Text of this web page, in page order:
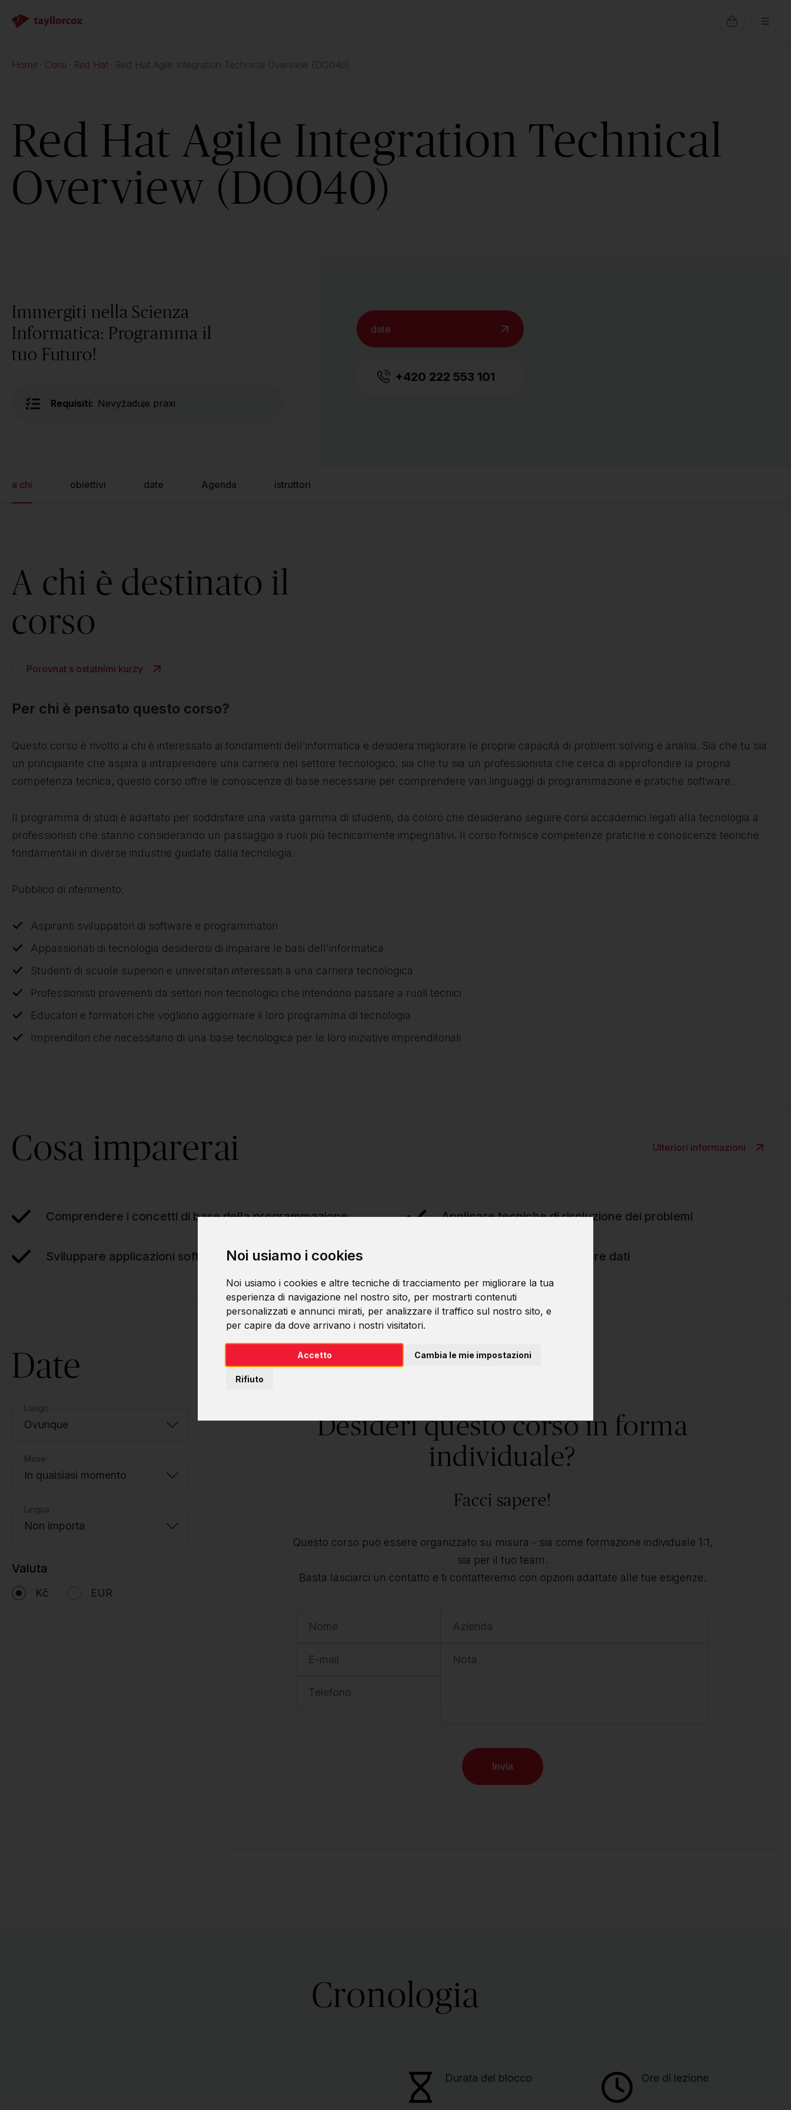
Noi usiamo i cookies
Noi usiamo i cookies e altre tecniche di tracciamento per migliorare la tua
esperienza di navigazione nel nostro sito, per mostrarti contenuti
personalizzati e annunci mirati, per analizzare il traffico sul nostro sito, e
per capire da dove arrivano i nostri visitatori.
Accetto
Rifiuto
Cambia le mie impostazioni
Home Corsi Red Hat Red Hat Agile Integration Technical Overview (DO040)
Red Hat Agile Integration Technical
Overview (DO040)
Immergiti nella Scienza
Informatica: Programma il
tuo Futuro!
Requisiti: Nevyžaduje praxi
date
+420 222 553 101
a chi obiettivi date Agenda istruttori
A chi è destinato il
corso
Porovnat s ostatními kurzy
Per chi è pensato questo corso?
Questo corso è rivolto a chi è interessato ai fondamenti dell'informatica e desidera migliorare le proprie capacità di problem solving e analisi. Sia che tu sia
un principiante che aspira a intraprendere una carriera nel settore tecnologico, sia che tu sia un professionista che cerca di approfondire la propria
competenza tecnica, questo corso offre le conoscenze di base necessarie per comprendere vari linguaggi di programmazione e pratiche software.
Il programma di studi è adattato per soddisfare una vasta gamma di studenti, da coloro che desiderano seguire corsi accademici legati alla tecnologia a
professionisti che stanno considerando un passaggio a ruoli più tecnicamente impegnativi. Il corso fornisce competenze pratiche e conoscenze teoriche
fondamentali in diverse industrie guidate dalla tecnologia.
Pubblico di riferimento:
Aspiranti sviluppatori di software e programmatori
Appassionati di tecnologia desiderosi di imparare le basi dell'informatica
Studenti di scuole superiori e universitari interessati a una carriera tecnologica
Professionisti provenienti da settori non tecnologici che intendono passare a ruoli tecnici
Educatori e formatori che vogliono aggiornare il loro programma di tecnologia
Imprenditori che necessitano di una base tecnologica per le loro iniziative imprenditoriali
Cosa imparerai Ulteriori informazioni
Comprendere i concetti di base della programmazione Applicare tecniche di risoluzione dei problemi
Sviluppare applicazioni software semplici Utilizzare algoritmi e strutture dati
Date
Luogo
Ovunque
Mese
In qualsiasi momento
Lingua
Non importa
Valuta
Kč EUR
Desideri questo corso in forma
individuale?
Facci sapere!
Questo corso può essere organizzato su misura - sia come formazione individuale 1:1,
sia per il tuo team.
Basta lasciarci un contatto e ti contatteremo con opzioni adattate alle tue esigenze.
Nome
E-mail
Telefono
Azienda
Nota
Invia
Cronologia
Durata del blocco Ore di lezione